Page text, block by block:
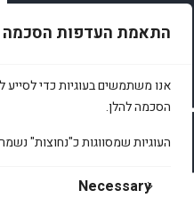
התאמת העדפות הסכמה
אנו משתמשים בעוגיות כדי לסייע
הסכמה להלן.
העוגיות שמסווגות כ"נחוצות"
Necessary